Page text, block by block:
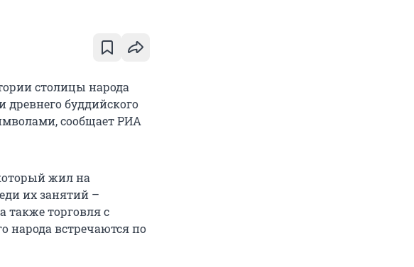
столицы народа
буддийского
сообщает РИА
жил на
их занятий –
также торговля с
народа встречаются по